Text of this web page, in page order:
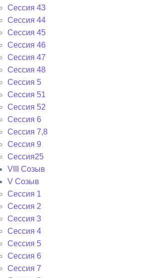
Сессия 43
Сессия 44
Сессия 45
Сессия 46
Сессия 47
Сессия 48
Сессия 5
Сессия 51
Сессия 52
Сессия 6
Сессия 7,8
Сессия 9
Сессия25
VIII Созыв
V Созыв
Сессия 1
Сессия 2
Сессия 3
Сессия 4
Сессия 5
Сессия 6
Сессия 7